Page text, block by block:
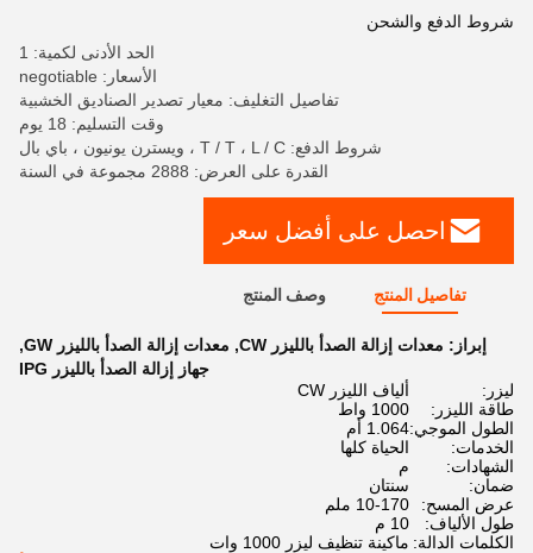
شروط الدفع والشحن
الحد الأدنى لكمية: 1
الأسعار: negotiable
تفاصيل التغليف: معيار تصدير الصناديق الخشبية
وقت التسليم: 18 يوم
شروط الدفع: T / T ، L / C ، ويسترن يونيون ، باي بال
القدرة على العرض: 2888 مجموعة في السنة
احصل على أفضل سعر
تفاصيل المنتج وصف المنتج
إبراز: معدات إزالة الصدأ بالليزر CW , معدات إزالة الصدأ بالليزر GW
,
جهاز إزالة الصدأ بالليزر IPG
ليزر:
ألياف الليزر CW
طاقة الليزر:
1000 واط
الطول الموجي:1.064 أم
الخدمات:
الحياة كلها
الشهادات:
م
ضمان:
سنتان
عرض المسح:
10-170 ملم
طول الألياف:
10 م
الكلمات الدالة: ماكينة تنظيف ليزر 1000 وات